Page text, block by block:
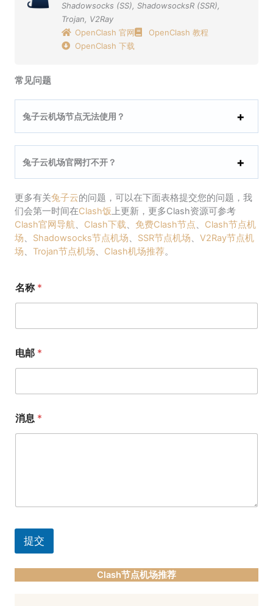
Shadowsocks (SS), ShadowsocksR (SSR),
Trojan, V2Ray
OpenClash 官网
OpenClash 教程
OpenClash 下载
常见问题
兔子云机场节点无法使用？
兔子云机场官网打不开？
更多有关兔子云的问题，可以在下面表格提交您的问题，我
们会第一时间在Clash饭上更新，更多Clash资源可参考
Clash官网导航、 Clash下载、 免费Clash节点、 Clash节点机
场、 Shadowsocks节点机场、 SSR节点机场、 V2Ray节点机
场、 Trojan节点机场、 Clash机场推荐。
名称 *
电邮 *
消息 *
提交
Clash节点机场推荐